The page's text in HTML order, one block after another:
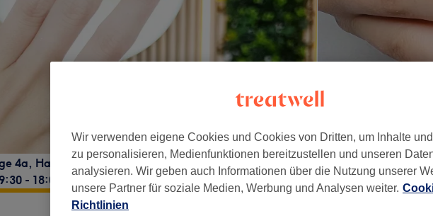
4a, Halle (Saale), 06122
- 18:00
Wir verwenden eigene Cookies und Cookies von Dritten, um Inhalte
zu personalisieren, Medienfunktionen bereitzustellen und unseren
analysieren. Wir geben auch Informationen über die Nutzung unserer
unsere Partner für soziale Medien, Werbung und Analysen weiter.
Richtlinien